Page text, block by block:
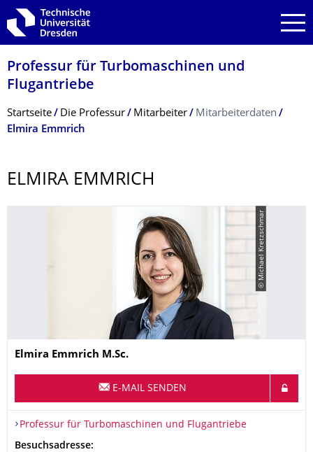
Zur Hauptnavigation springen
Zur Suche springen
Zum Inhalt springen
Professur für Turbomaschinen und
Flugantriebe
Breadcrumb-Menü
Startseite Die Professur Mitarbeiter
Mitarbeiterdaten
Elmira Emmrich
ELMIRA EMMRICH
© Michael Kretzschmar
Name
Elmira Emmrich M.Sc.
E-MAIL SENDEN
Organisationsname
Professur für Turbomaschinen und Flugantriebe
Professur für Turbomaschinen und Flugantriebe
Adresse
Besuchsadresse: